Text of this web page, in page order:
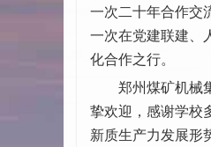
一次二十年合作交
一次在党建联建、
化合作之行。
郑州煤矿机械集
挚欢迎，感谢学校
新质生产力发展形